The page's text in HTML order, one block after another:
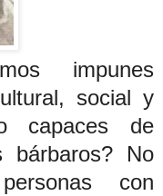
impunes
social y
capaces de
bárbaros? No
con